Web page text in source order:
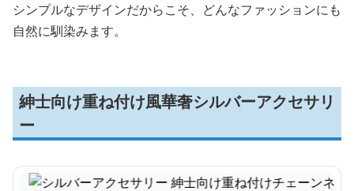
シンプルなデザインだからこそ、どんなファッションにも
自然に馴染みます。
紳士向け重ね付け風華奢シルバーアクセサリ
ー